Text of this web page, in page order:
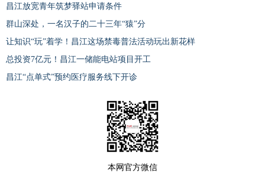
昌江放宽青年筑梦驿站申请条件
群山深处，一名汉子的二十三年“猿”分
让知识“玩”着学！昌江这场禁毒普法活动玩出新花样
总投资7亿元！昌江一储能电站项目开工
昌江“点单式”预约医疗服务线下开诊
本网官方微信